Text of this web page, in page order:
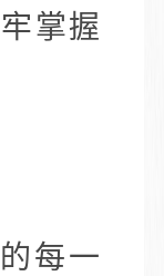
掌握
每一